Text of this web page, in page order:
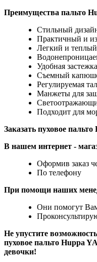
Преимущества пальто
Стильный
Практичный и
Легкий и
Удобная
Съемный
Регулируемая
Манжеты для
Подходит для
Заказать пуховое
В нашем интернет -
Оформив заказ
По телефону
При помощи наших
Они помогут
Не упустите
пуховое пальто Huppa
девочки!